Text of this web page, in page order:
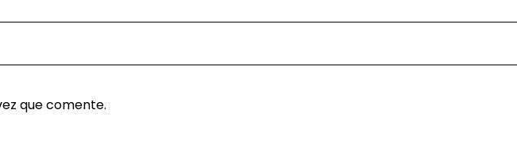
que comente.